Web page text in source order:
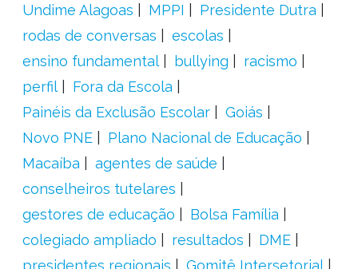
Undime Alagoas
MPPI
Presidente Dutra
rodas de conversas
escolas
ensino fundamental
bullying
racismo
perfil
Fora da Escola
Painéis da Exclusão Escolar
Goiás
Novo PNE
Plano Nacional de Educação
Macaíba
agentes de saúde
conselheiros tutelares
gestores de educação
Bolsa Família
colegiado ampliado
resultados
DME
presidentes regionais
Gomitê Intersetorial